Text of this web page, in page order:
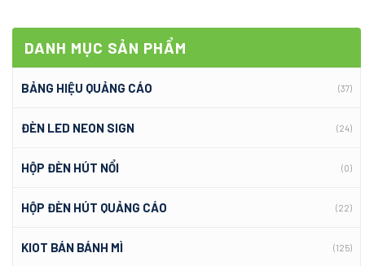
DANH MỤC SẢN PHẨM
BẢNG HIỆU QUẢNG CÁO (37)
ĐÈN LED NEON SIGN (24)
HỘP ĐÈN HÚT NỔI (0)
HỘP ĐÈN HÚT QUẢNG CÁO (22)
KIOT BÁN BÁNH MÌ (125)